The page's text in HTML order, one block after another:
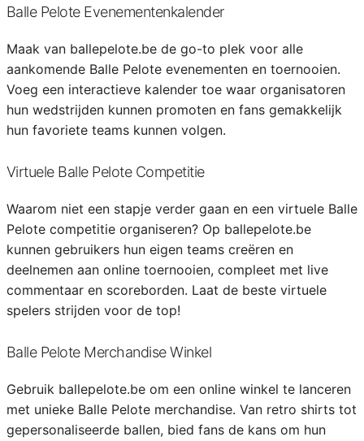
Balle Pelote Evenementenkalender
Maak van ballepelote.be de go-to plek voor alle
aankomende Balle Pelote evenementen en toernooien.
Voeg een interactieve kalender toe waar organisatoren
hun wedstrijden kunnen promoten en fans gemakkelijk
hun favoriete teams kunnen volgen.
Virtuele Balle Pelote Competitie
Waarom niet een stapje verder gaan en een virtuele Balle
Pelote competitie organiseren? Op ballepelote.be
kunnen gebruikers hun eigen teams creëren en
deelnemen aan online toernooien, compleet met live
commentaar en scoreborden. Laat de beste virtuele
spelers strijden voor de top!
Balle Pelote Merchandise Winkel
Gebruik ballepelote.be om een online winkel te lanceren
met unieke Balle Pelote merchandise. Van retro shirts tot
gepersonaliseerde ballen, bied fans de kans om hun